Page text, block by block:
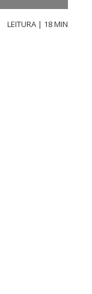
LEITURA | 18 MIN